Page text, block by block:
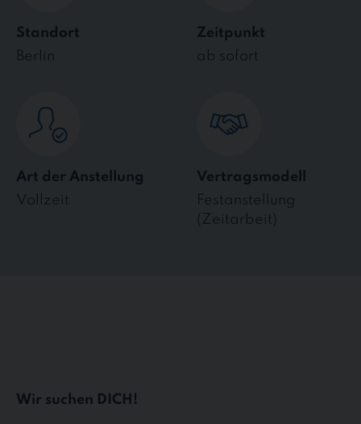
Standort
Berlin
Zeitpunkt
ab sofort
Art der Anstellung
Vollzeit
Vertragsmodell
Festanstellung
(Zeitarbeit)
Wir suchen DICH!